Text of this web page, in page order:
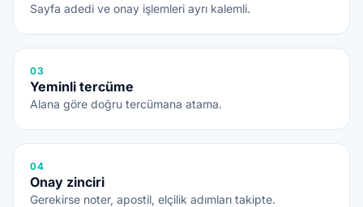
Sayfa adedi ve onay işlemleri ayrı kalemli.
03
Yeminli tercüme
Alana göre doğru tercümana atama.
04
Onay zinciri
Gerekirse noter, apostil, elçilik adımları takipte.